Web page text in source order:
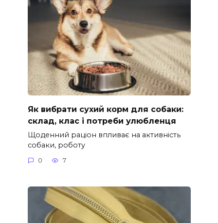
Як вибрати сухий корм для собаки:
склад, клас і потреби улюбленця
Щоденний раціон впливає на активність
собаки, роботу
0 7